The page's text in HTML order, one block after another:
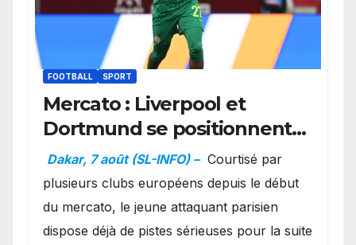
FOOTBALL SPORT
Mercato : Liverpool et
Dortmund se positionnent
en favoris pour recruter
Ibrahim Mbaye
Dakar, 7 août (SL-INFO) – Courtisé par
plusieurs clubs européens depuis le début
du mercato, le jeune attaquant parisien
dispose déjà de pistes sérieuses pour la suite